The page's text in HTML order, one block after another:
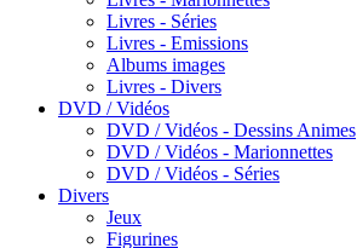
Livres - Séries
Livres - Emissions
Albums images
Livres - Divers
DVD / Vidéos
DVD / Vidéos - Dessins Animes
DVD / Vidéos - Marionnettes
DVD / Vidéos - Séries
Divers
Jeux
Figurines